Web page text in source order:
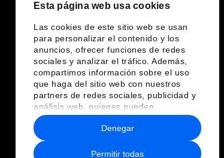
Esta página web usa cookies
Las cookies de este sitio web se usan
para personalizar el contenido y los
anuncios, ofrecer funciones de redes
sociales y analizar el tráfico. Además,
compartimos información sobre el uso
que haga del sitio web con nuestros
partners de redes sociales, publicidad y
análisis web, quienes pueden
combinarla con otra información que les
haya proporcionado o que hayan
recopilado a partir del uso que haya
hecho de sus servicios.
Permitir todas
Denegar